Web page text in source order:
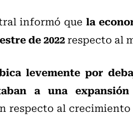
informó que la
de 2022respecto al
levemente por
a una expansión
respecto al